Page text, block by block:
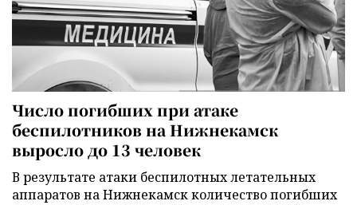
Число погибших при атаке
беспилотников на Нижнекамск
выросло до 13 человек
В результате атаки беспилотных летательных
аппаратов на Нижнекамск количество погибших